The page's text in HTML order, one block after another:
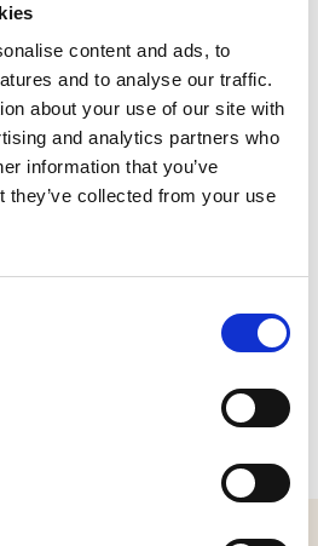
content and ads, to
and to analyse our traffic.
about your use of our site with
and analytics partners who
information that you’ve
they’ve collected from your use
KH Waalwijk